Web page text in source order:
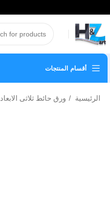
أقسام المنتجات
الرئيسية ورق حائط ثلاثى الابعاد